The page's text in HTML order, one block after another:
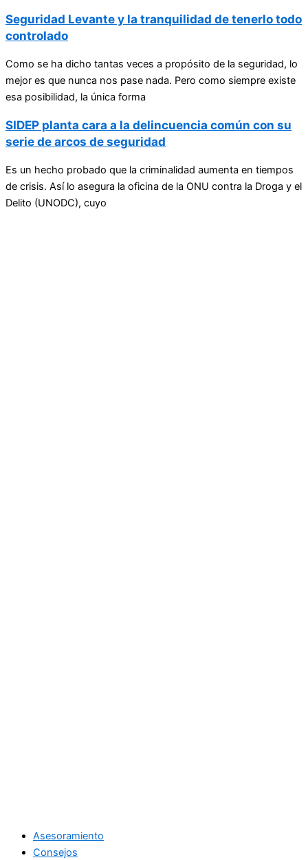
Seguridad Levante y la tranquilidad de tenerlo todo
controlado
Como se ha dicho tantas veces a propósito de la seguridad, lo
mejor es que nunca nos pase nada. Pero como siempre existe
esa posibilidad, la única forma
SIDEP planta cara a la delincuencia común con su
serie de arcos de seguridad
Es un hecho probado que la criminalidad aumenta en tiempos
de crisis. Así lo asegura la oficina de la ONU contra la Droga y el
Delito (UNODC), cuyo
Asesoramiento
Consejos